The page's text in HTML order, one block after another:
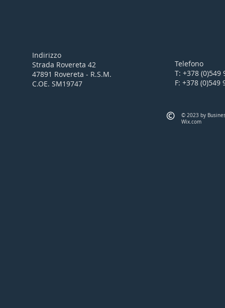
Indirizzo
Strada Rovereta 42
47891 Rovereta - R.S.M.
C.OE. SM19747
Telefono
T: +378 (0)549
F: +378 (0)549
© 2023 by
Wix.com